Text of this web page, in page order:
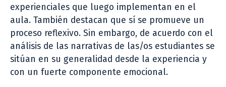
experienciales que luego implementan en el
aula. También destacan que sí se promueve un
proceso reflexivo. Sin embargo, de acuerdo con el
análisis de las narrativas de las/os estudiantes se
sitúan en su generalidad desde la experiencia y
con un fuerte componente emocional.